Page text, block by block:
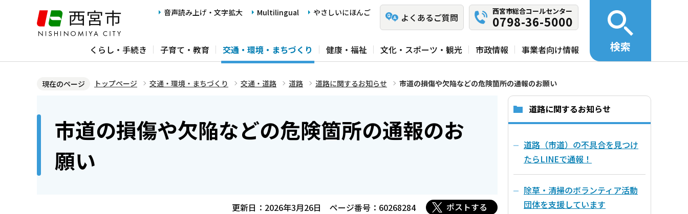
ジ
音声読み上げ・文字拡大 Multilingual やさしいにほんご よくあるご質問
西宮市総合コールセンター
0798-36-5000
くらし・手続き 子育て・教育 交通・環境・まちづくり 健康・福祉 文化・スポーツ・観光 市政情報 事業者向け情報 検索
現在のページ トップページ 交通・環境・まちづくり 交通・道路 道路 道路に関するお知らせ 市道の損傷や欠陥などの危険箇所の通報のお願い
市道の損傷や欠陥などの危険箇所の通報のお
願い
更新日：2026年3月26日 ページ番号：60268284 ポストする
道路に関するお知らせ
道路（市道）の不具合を見つけ
たらLINEで通報！
除草・清掃のボランティア活動
団体を支援しています